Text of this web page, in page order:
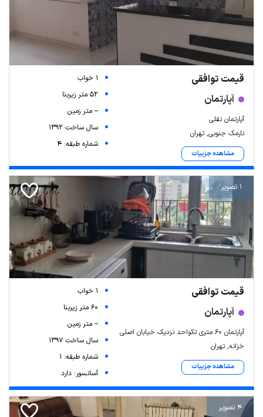
| Map data ©ariamarz.com
قیمت توافقی
آپارتمان
آپارتمان نقلی
نارمک جنوبی, تهران
مشاهده جزییات
1 خواب
52 متر زیربنا
-- متر زمین
سال ساخت 1392
شماره طبقه: 4
1 تصویر
قیمت توافقی
آپارتمان
آپارتمان 60 متری تکواحد نزدیک خیابان اصلی
خزانه, تهران
مشاهده جزییات
1 خواب
60 متر زیربنا
-- متر زمین
سال ساخت 1397
شماره طبقه: 1
آسانسور: دارد
4 تصویر